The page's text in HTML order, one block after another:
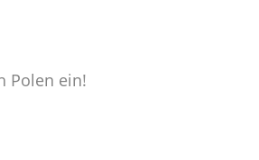
Polen ein!